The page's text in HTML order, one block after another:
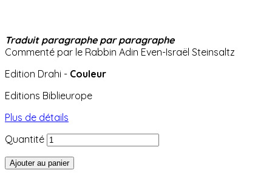
Traduit paragraphe parparagraphe
Commenté par le Rabbin Adin Even-Israël Steinsaltz
Edition Drahi - Couleur
Editions Biblieurope
Plus de détails
Quantité
Ajouter au panier